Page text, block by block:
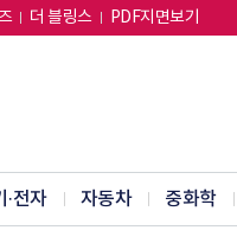
더 블링스 PDF지면보기
·전자 자동차 중화학